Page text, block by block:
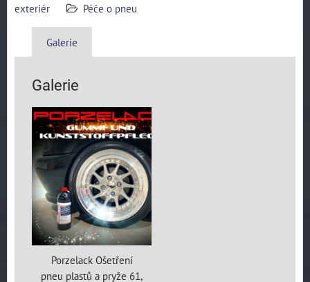
exteriér
Péče o pneu
Galerie
Galerie
Porzelack Ošetření
pneu plastů a pryže 61,